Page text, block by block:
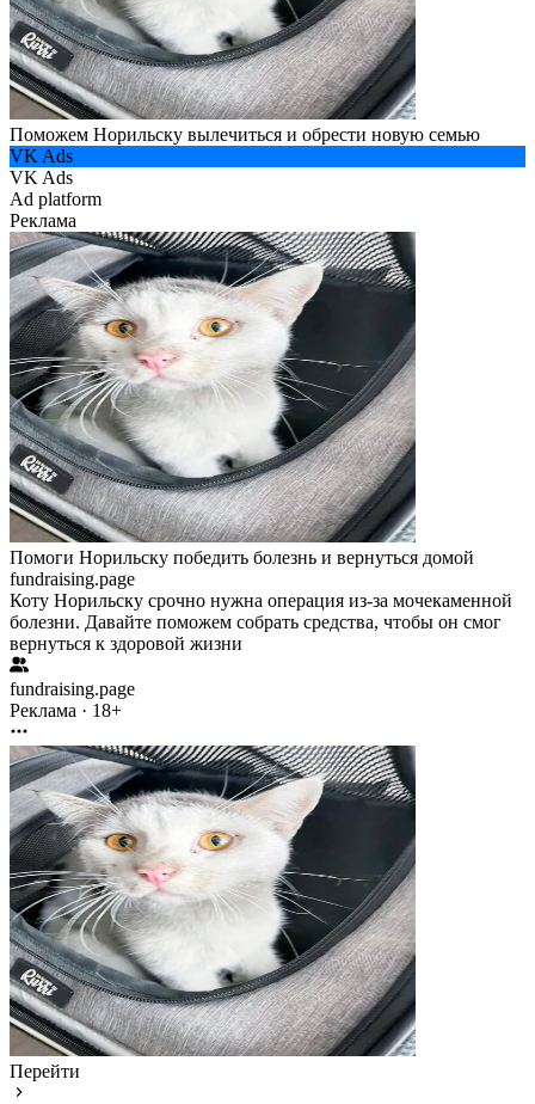
Поможем Норильску вылечиться и обрести новую семью
VK Ads
VK Ads
Ad platform
Реклама
Помоги Норильску победить болезнь и вернуться домой
fundraising.page
Коту Норильску срочно нужна операция из-за мочекаменной
болезни. Давайте поможем собрать средства, чтобы он смог
вернуться к здоровой жизни
fundraising.page
Реклама · 18+
Перейти